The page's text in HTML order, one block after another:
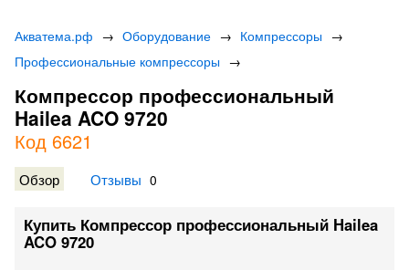
Акватема.рф → Оборудование → Компрессоры →
Профессиональные компрессоры →
Компрессор профессиональный
Hailea ACO 9720
Код 6621
Обзор Отзывы 0
Купить Компрессор профессиональный Hailea
ACO 9720